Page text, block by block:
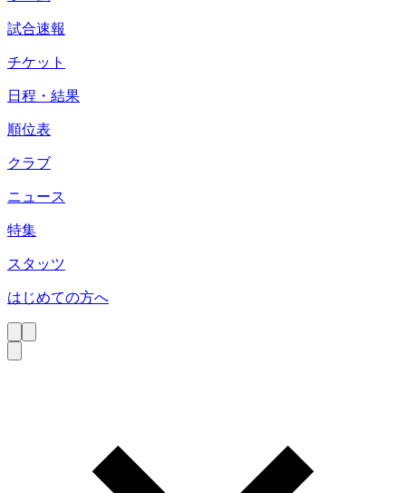
試合速報
チケット
日程・結果
順位表
クラブ
ニュース
特集
スタッツ
はじめての方へ